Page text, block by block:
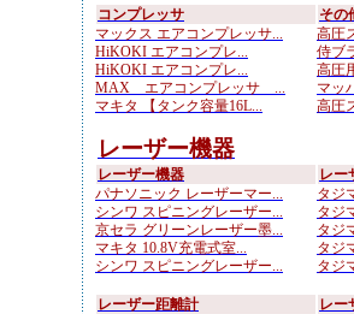
コンプレッサ
マックス エアコンプレッサ...
HiKOKI エアコンプレ...
HiKOKI エアコンプレ...
MAX エアコンプレッサ ...
マキタ 【タンク容量16L...
その
高圧
侍ブ
高圧
マッ
高圧
レーザー機器
レーザー機器
パナソニック レーザーマー...
シンワ スピニングレーザー...
京セラ グリーンレーザー墨...
マキタ 10.8V充電式室...
シンワ スピニングレーザー...
レー
タジ
タジ
タジ
タジ
タジ
レーザー距離計
レー